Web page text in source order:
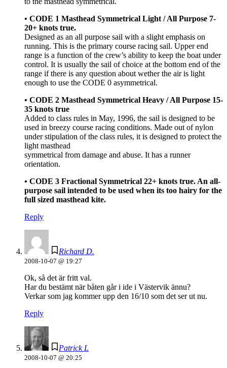
• CODE 1 Masthead Symmetrical Light / All Purpose 7-
20+ knots true.
Designed as an all purpose sail with a slight emphasis on
running. This is the primary course racing sail. Upper end
range is a function of the crew’s ability to keep the boat under
control. It is usually the sail of choice at the bottom end of the
range if there is any question about wether the air is light
enough to use the CODE 0 asymmetrical.
• CODE 2 Masthead Symmetrical Heavy / All Purpose 15-
35 knots true
Added to class rules in May, 1996, the sail is designed to be
used in breezy course racing conditions. Made out of nylon
under stipulation of the class rules, it is designed to protect the
light masthead
symmetrical from damage and abuse. It has a runner
orientation.
• CODE 3 Fractional Symmetrical 22+ knots true. An all-
purpose sail intended to be used when its too hairy for the
full sized masthead kite.
Reply
Richard D.
2008-10-07 @ 19:27
Ok, så det är fritt val.
Har du bestämt när båten går i ide i Västervik ännu?
Verkar som jag kommer upp den 16/10 som det ser ut nu.
Reply
Patrick L
2008-10-07 @ 20:25